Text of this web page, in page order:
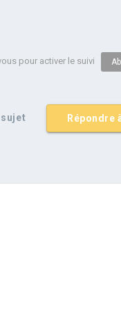
pour activer le suivi
Répondre